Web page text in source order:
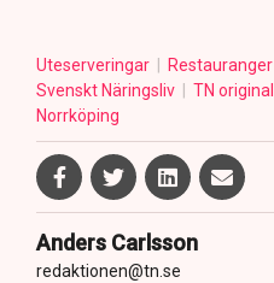
Uteserveringar Restauranger
Svenskt Näringsliv
TN original
Norrköping
Anders Carlsson
redaktionen@tn.se